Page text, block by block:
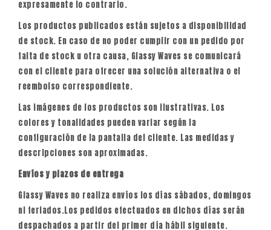
expresamente lo contrario.
Los productos publicados están sujetos a disponibilidad
de stock. En caso de no poder cumplir con un pedido por
falta de stock u otra causa, Glassy Waves se comunicará
con el cliente para ofrecer una solución alternativa o el
reembolso correspondiente.
Las imágenes de los productos son ilustrativas. Los
colores y tonalidades pueden variar según la
configuración de la pantalla del cliente. Las medidas y
descripciones son aproximadas.
Envíos y plazos de entrega
Glassy Waves no realiza envíos los días sábados, domingos
ni feriados.Los pedidos efectuados en dichos días serán
despachados a partir del primer día hábil siguiente.